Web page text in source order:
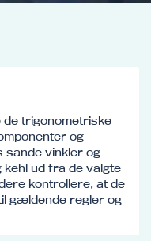
trigonometriske
og
sande vinkler og
ud fra de valgte
kontrollere, at de
gældende regler og